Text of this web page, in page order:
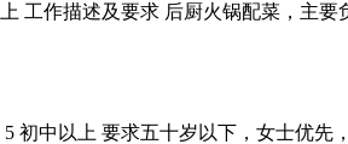
工作描述及要求 后厨火锅配菜，主
初中以上 要求五十岁以下，女士优